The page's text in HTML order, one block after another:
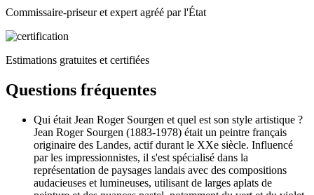
Commissaire-priseur et expert agréé par l'État
Estimations gratuites et certifiées
Questions fréquentes
Qui était Jean Roger Sourgen et quel est son style artistique ?
Jean Roger Sourgen (1883-1978) était un peintre français
originaire des Landes, actif durant le XXe siècle. Influencé
par les impressionnistes, il s'est spécialisé dans la
représentation de paysages landais avec des compositions
audacieuses et lumineuses, utilisant de larges aplats de